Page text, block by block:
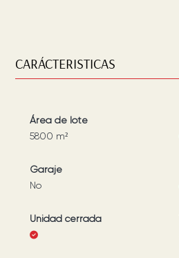
CARÁCTERISTICAS
Área de lote
5800 m²
Garaje
No
Unidad cerrada